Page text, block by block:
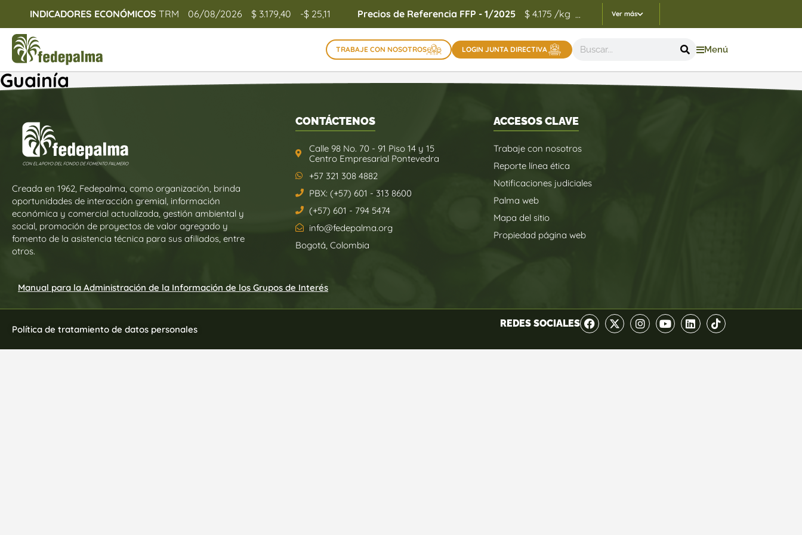
INDICADORES ECONÓMICOS TRM 06/08/2026 $ 3.179,40 -$ 25,11 Precios de Referencia FFP - 1/2025 $ 4.175 /kg Indicadores Precios de Referencia FEP - 05/
... Ver más
TRABAJE CON NOSOTROS LOGIN JUNTA DIRECTIVA Menú
Guainía
Creada en 1962, Fedepalma, como organización, brinda
oportunidades de interacción gremial, información
económica y comercial actualizada, gestión ambiental y
social, promoción de proyectos de valor agregado y
fomento de la asistencia técnica para sus afiliados, entre
otros.
CONTÁCTENOS
Calle 98 No. 70 - 91 Piso 14 y 15
Centro Empresarial Pontevedra
+57 321 308 4882
PBX: (+57) 601 - 313 8600
(+57) 601 - 794 5474
info@fedepalma.org
Bogotá, Colombia
ACCESOS CLAVE
Trabaje con nosotros
Reporte línea ética
Notificaciones judiciales
Palma web
Mapa del sitio
Propiedad página web
Manual para la Administración de la Información de los Grupos de Interés
Política de tratamiento de datos personales
REDES SOCIALES